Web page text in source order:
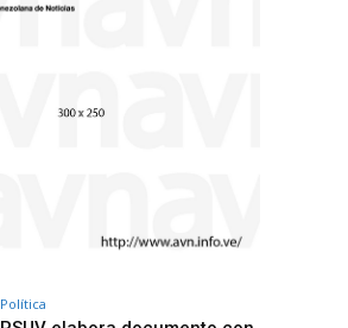
Política